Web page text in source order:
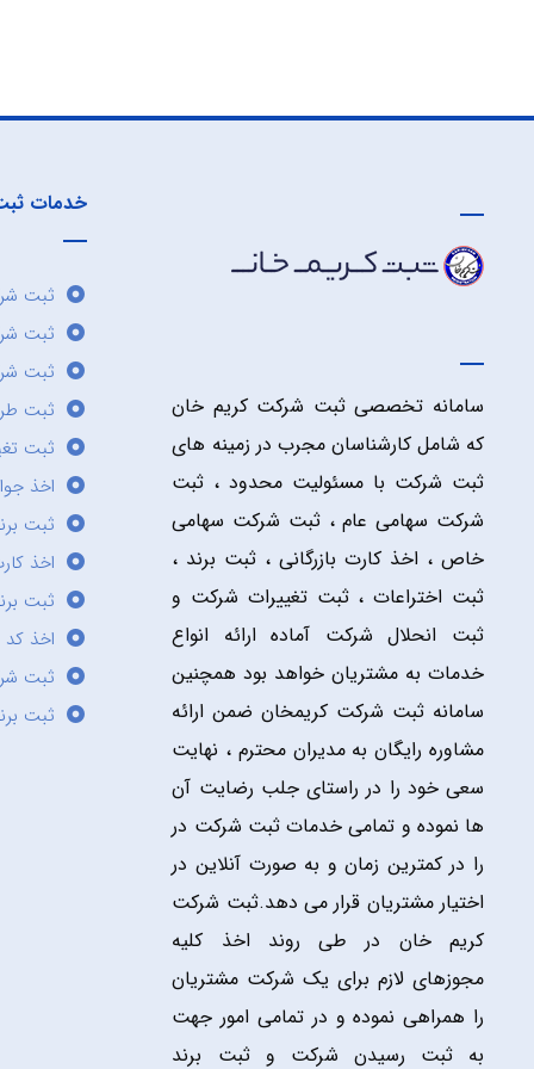
سامانه تخصصی ثبت شرکت کریم خان
که شامل کارشناسان مجرب در زمینه های
ثبت شرکت با مسئولیت محدود ، ثبت
شرکت سهامی عام ، ثبت شرکت سهامی
خاص ، اخذ کارت بازرگانی ، ثبت برند ،
ثبت اختراعات ، ثبت تغییرات شرکت و
ثبت انحلال شرکت آماده ارائه انواع
خدمات به مشتریان خواهد بود همچنین
سامانه ثبت شرکت کریمخان ضمن ارائه
مشاوره رایگان به مدیران محترم ، نهایت
سعی خود را در راستای جلب رضایت آن
ها نموده و تمامی خدمات ثبت شرکت در
را در کمترین زمان و به صورت آنلاین در
اختیار مشتریان قرار می دهد.ثبت شرکت
کریم خان در طی روند اخذ کلیه
مجوزهای لازم برای یک شرکت مشتریان
را همراهی نموده و در تمامی امور جهت
به ثبت رسیدن شرکت و ثبت برند
خدمات
ثبت
ثبت
ثبت
ثبت
ثبت
اخذ
ثبت
اخذ
ثبت
اخذ کد
ثبت
ثبت